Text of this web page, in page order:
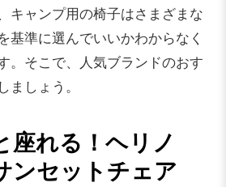
キャンプ用の椅子はさまざまな
基準に選んでいいかわからなく
。そこで、人気ブランドのおす
しょう。
座れる！ヘリノ
ンセットチェア